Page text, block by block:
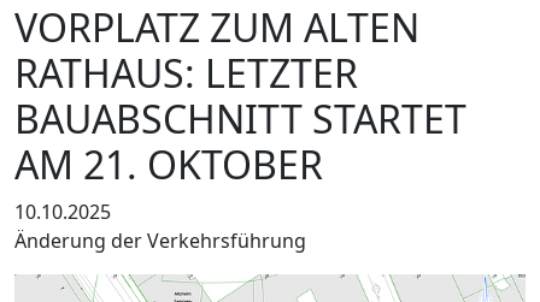
VORPLATZ ZUM ALTEN
RATHAUS: LETZTER
BAUABSCHNITT STARTET
AM 21. OKTOBER
10.10.2025
Änderung der Verkehrsführung